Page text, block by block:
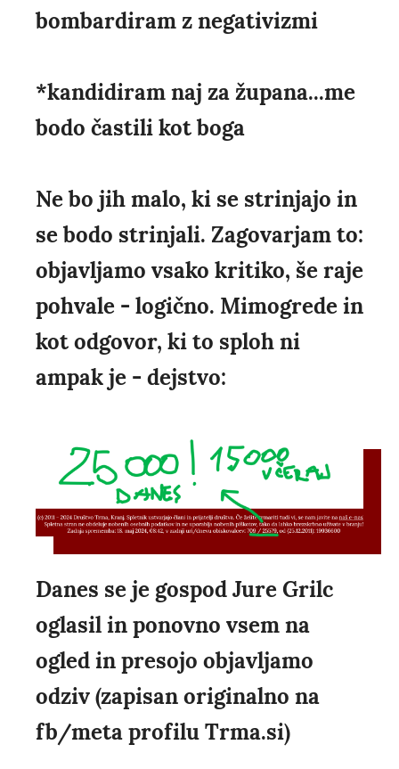
bombardiram z negativizmi
*kandidiram naj za župana...me
bodo častili kot boga
Ne bo jih malo, ki se strinjajo in
se bodo strinjali. Zagovarjam to:
objavljamo vsako kritiko, še raje
pohvale - logično. Mimogrede in
kot odgovor, ki to sploh ni
ampak je - dejstvo:
Danes se je gospod Jure Grilc
oglasil in ponovno vsem na
ogled in presojo objavljamo
odziv (zapisan originalno na
fb/meta profilu Trma.si)